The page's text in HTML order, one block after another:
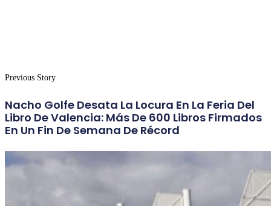
Previous Story
Nacho Golfe Desata La Locura En La Feria Del
Libro De Valencia: Más De 600 Libros Firmados
En Un Fin De Semana De Récord